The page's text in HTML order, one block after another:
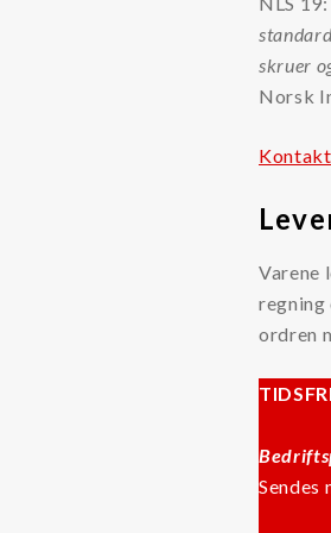
skruer
Norsk
Varene
regning
ordren
Sendes